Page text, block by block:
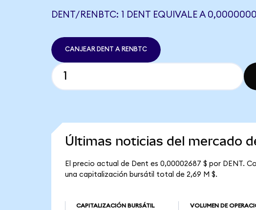
DENT/RENBTC: 1 DENT EQUIVALE A
CANJEAR DENT A RENBTC
Últimas noticias del mercado
El precio actual de Dent es 0,00002687 $ por DENT.
una capitalización bursátil total de 2,69 M $.
CAPITALIZACIÓN BURSÁTIL VOLUMEN DE